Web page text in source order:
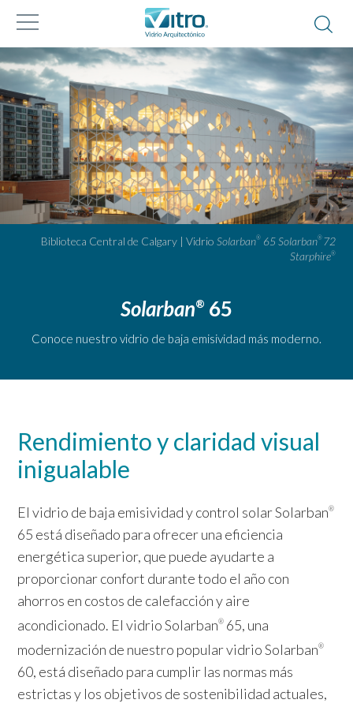
Biblioteca Central de Calgary | Vidrio Solarban®65 Solarban® 72
Starphire®
Solarban® 65
Conoce nuestro vidrio de baja emisividad más moderno.
Rendimiento y claridad visual
inigualable
El vidrio de baja emisividad y control solar Solarban®
65 está diseñado para ofrecer una eficiencia
energética superior, que puede ayudarte a
proporcionar confort durante todo el año con
ahorros en costos de calefacción y aire
acondicionado. El vidrio Solarban® 65, una
modernización de nuestro popular vidrio Solarban®
60, está diseñado para cumplir las normas más
estrictas y los objetivos de sostenibilidad actuales,